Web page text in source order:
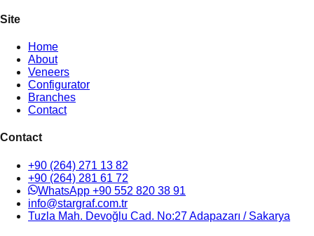
Site
Home
About
Veneers
Configurator
Branches
Contact
Contact
+90 (264) 271 13 82
+90 (264) 281 61 72
WhatsApp +90 552 820 38 91
info@stargraf.com.tr
Tuzla Mah. Devoğlu Cad. No:27 Adapazarı / Sakarya